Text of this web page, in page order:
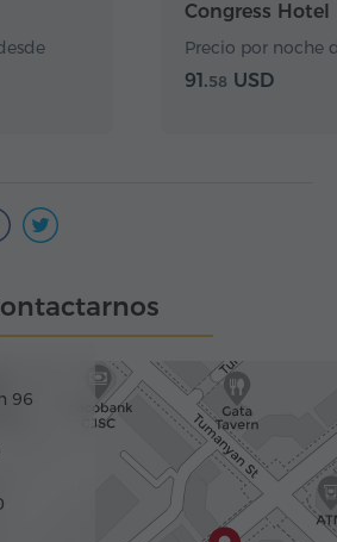
Congress Hotel
Precio por noche
91.58 USD
96